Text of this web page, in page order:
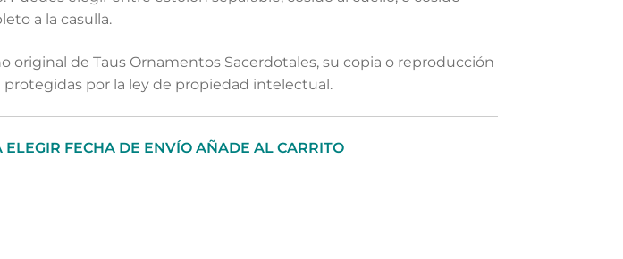
a la casulla.
original de Taus Ornamentos Sacerdotales, su copia o reproducción
protegidas por la ley de propiedad intelectual.
ELEGIR FECHA DE ENVÍO AÑADE AL CARRITO